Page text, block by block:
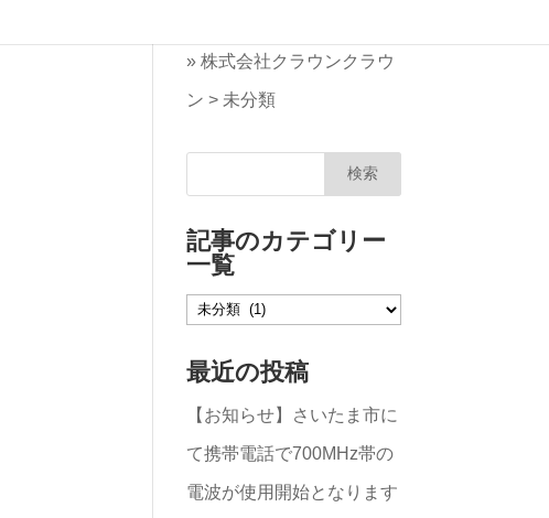
» 株式会社クラウンクラウ
ン > 未分類
記事のカテゴリー
一覧
記
の
カ
テ
ゴ
最近の投稿
【お知らせ】さいたま市に
て携帯電話で700MHz帯の
電波が使用開始となります